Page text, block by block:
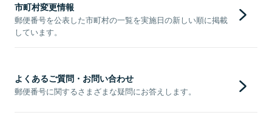
市町村変更情報
郵便番号を公表した市町村の一覧を実施日の新しい順に掲載
しています。
よくあるご質問・お問い合わせ
郵便番号に関するさまざまな疑問にお答えします。